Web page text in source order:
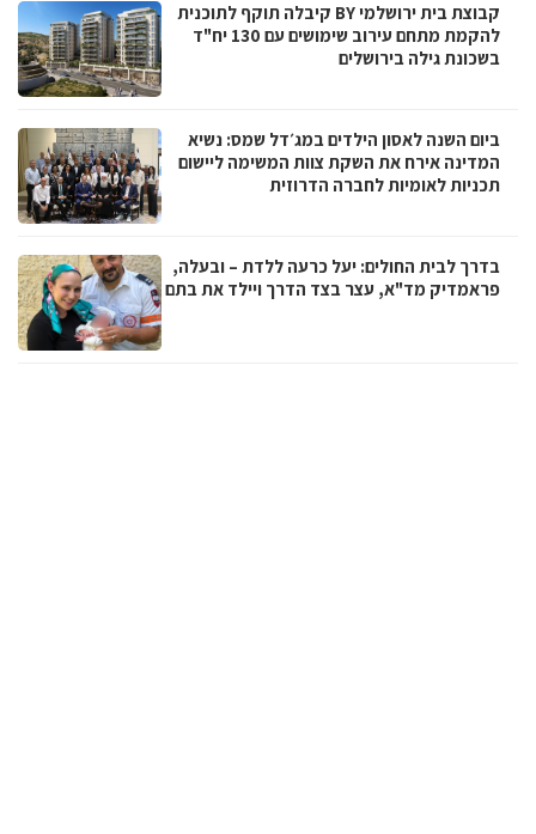
קבוצת בית ירושלמי BY קיבלה תוקף לתוכנית
להקמת מתחם עירוב שימושים עם 130 יח"ד
בשכונת גילה בירושלים
ביום השנה לאסון הילדים במג׳דל שמס: נשיא
המדינה אירח את השקת צוות המשימה ליישום
תכניות לאומיות לחברה הדרוזית
בדרך לבית החולים: יעל כרעה ללדת – ובעלה,
פראמדיק מד"א, עצר בצד הדרך ויילד את בתם